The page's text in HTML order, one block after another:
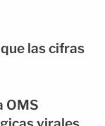
las cifras
OMS